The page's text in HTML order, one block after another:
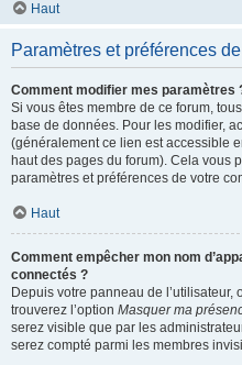
Haut
Paramètres et préférences
Comment modifier mes paramètres
Si vous êtes membre de ce forum,
base de données. Pour les modifier,
(généralement ce lien est accessible
haut des pages du forum). Cela vous
paramètres et préférences de votre
Haut
Comment empêcher mon nom
connectés ?
Depuis votre panneau de
trouverez l’option Masquer ma
serez visible que par les
serez compté parmi les membres